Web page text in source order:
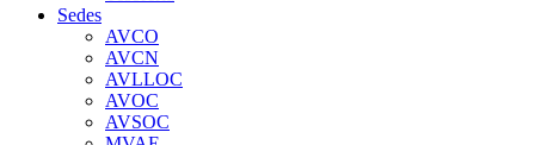
Sedes
AVCO
AVCN
AVLLOC
AVOC
AVSOC